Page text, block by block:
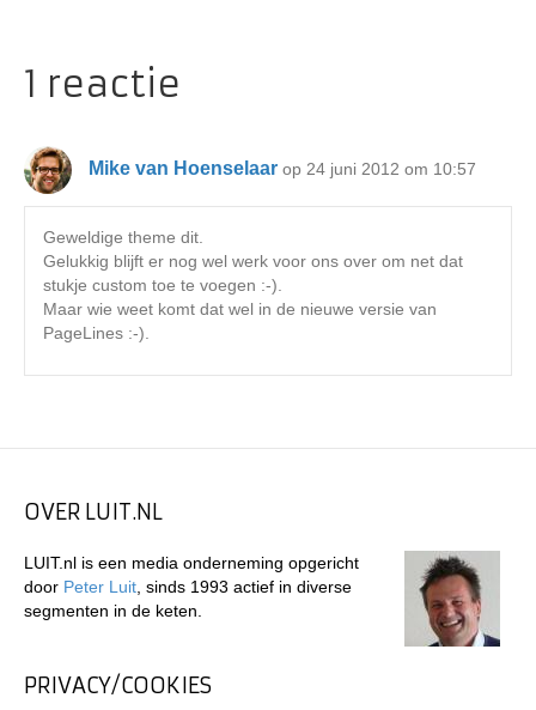
1 reactie
Mike van Hoenselaar op 24 juni 2012 om 10:57
Geweldige theme dit.
Gelukkig blijft er nog wel werk voor ons over om net dat
stukje custom toe te voegen :-).
Maar wie weet komt dat wel in de nieuwe versie van
PageLines :-).
OVER LUIT.NL
LUIT.nl is een media onderneming opgericht
door Peter Luit , sinds 1993 actief in diverse
segmenten in de keten.
PRIVACY/COOKIES